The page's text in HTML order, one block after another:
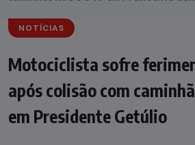
NOTÍCIAS
Motociclista sofre
após colisão com
em Presidente Getúlio